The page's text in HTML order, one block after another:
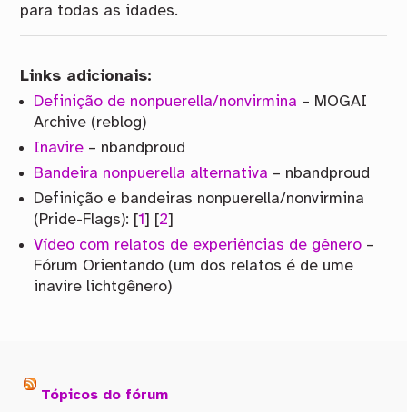
para todas as idades.
Links adicionais:
Definição de nonpuerella/nonvirmina – MOGAI
Archive (reblog)
Inavire – nbandproud
Bandeira nonpuerella alternativa – nbandproud
Definição e bandeiras nonpuerella/nonvirmina
(Pride-Flags): [1 ] [2]
Vídeo com relatos de experiências de gênero –
Fórum Orientando (um dos relatos é de ume
inavire lichtgênero)
Tópicos do fórum